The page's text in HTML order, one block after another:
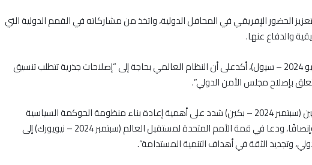
الحضور الإفريقي في المحافل الدولية، واتخذ من مشاركاته في القمم الدولية التي
والدفاع عنها.
ففي القمة الإفريقية-الكورية (يونيو 2024 – سيول)، أكدعلى أن النظام العالمي بحاجة إلى “إصلاحات جذرية تتطلب تنسيق
بإصلاح مجلس الأمن الدولي”.
وفي قمة التعاون بين إفريقيا والصين (سبتمبر 2024 – بكين) شدد على أهمية إعادة بناء منظومة الحوكمة السياسية
والمالية العالمية لجعلها أكثر عدلًا وإنصافًا، ودعا في قمة الأمم المتحدة لمستقبل العالم (سبتمبر 2024 – نيويورك) إلى
وتجديد الثقة في أهداف التنمية المستدامة”.